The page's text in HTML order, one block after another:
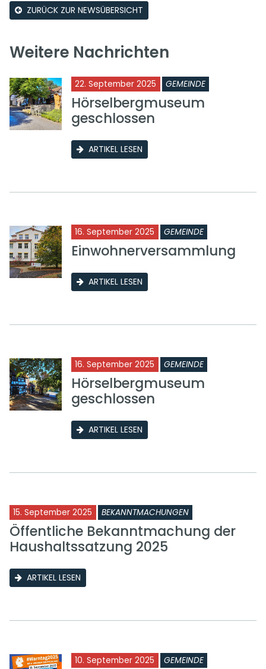
ZURÜCK ZUR NEWSÜBERSICHT
Weitere Nachrichten
22. September 2025 GEMEINDE
Hörselbergmuseum
geschlossen
ARTIKEL LESEN
16. September 2025 GEMEINDE
Einwohnerversammlung
ARTIKEL LESEN
16. September 2025 GEMEINDE
Hörselbergmuseum
geschlossen
ARTIKEL LESEN
15. September 2025 BEKANNTMACHUNGEN
Öffentliche Bekanntmachung der
Haushaltssatzung 2025
ARTIKEL LESEN
10. September 2025 GEMEINDE